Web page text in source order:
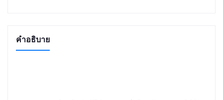
คำอธิบาย